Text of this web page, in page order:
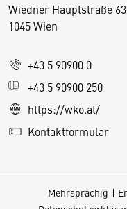
Wiedner Hauptstraße 63
1045 Wien
+43 5 90900 0
+43 5 90900 250
https://wko.at/
Kontaktformular
Mehrsprachig
D
s
e
S
e